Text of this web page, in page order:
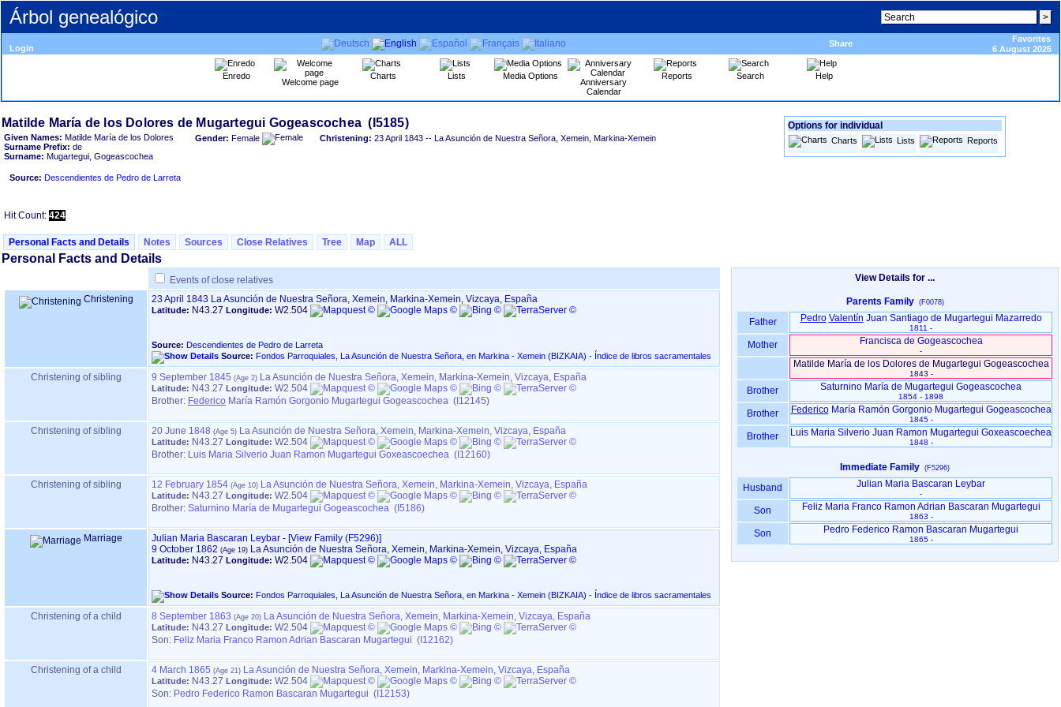
Árbol genealógico
Login Share
Favorites
6 August 2026
Enredo
Welcome page
Charts Lists Media Options
Anniversary
Calendar
Reports Search Help
Matilde María de los Dolores de Mugartegui Gogeascochea ‏(I5185)‏
Given Names: Matilde María de los Dolores
Surname Prefix: de
Surname: Mugartegui, Gogeascochea
Source: Descendientes de Pedro de Larreta
Gender: Female Christening: 23 April 1843 -- La Asunción de Nuestra Señora, Xemein, Markina-Xemein
Hit Count: 424
Options for individual
Charts Lists Reports
Personal Facts and Details Notes Sources Close Relatives Tree Map ALL
Personal Facts and Details
Events of close relatives
Christening
23 April 1843 La Asunción de Nuestra Señora, Xemein, Markina-Xemein, Vizcaya, España
Latitude: N43.27 Longitude: W2.504
Source: Descendientes de Pedro de Larreta
Source:
Fondos Parroquiales, La Asunción de Nuestra Señora, en Markina - Xemein ‏(BIZKAIA)‏ - Índice de libros sacramentales
Christening of sibling 9 September 1845 La Asunción de Nuestra Señora, Xemein, Markina-Xemein, Vizcaya, España
Latitude: N43.27 Longitude: W2.504
Brother: Federico María Ramón Gorgonio Mugartegui Gogeascochea (I12145)
Christening of sibling 20 June 1848 La Asunción de Nuestra Señora, Xemein, Markina-Xemein, Vizcaya, España
Latitude: N43.27 Longitude: W2.504
Brother: Luis Maria Silverio Juan Ramon Mugartegui Goxeascoechea (I12160)
Christening of sibling 12 February 1854 La Asunción de Nuestra Señora, Xemein, Markina-Xemein, Vizcaya, España
Latitude: N43.27 Longitude: W2.504
Brother: Saturnino María de Mugartegui Gogeascochea (I5186)
Marriage Julian Maria Bascaran Leybar - ‎[View Family ‎(F5296)‎‎]
9 October 1862
La Asunción de Nuestra Señora, Xemein, Markina-Xemein, Vizcaya, España
Latitude: N43.27 Longitude: W2.504
Source: Fondos Parroquiales, La Asunción de Nuestra Señora, en Markina - Xemein ‏(BIZKAIA)‏ - Índice de libros sacramentales
Christening of a child 8 September 1863 La Asunción de Nuestra Señora, Xemein, Markina-Xemein, Vizcaya, España
Latitude: N43.27 Longitude: W2.504
Son: Feliz Maria Franco Ramon Adrian Bascaran Mugartegui (I12162)
Christening of a child 4 March 1865 La Asunción de Nuestra Señora, Xemein, Markina-Xemein, Vizcaya, España
Latitude: N43.27 Longitude: W2.504
Son: Pedro Federico Ramon Bascaran Mugartegui (I12153)
View Details for ...
Parents Family (F0078)
Father Pedro Valentín Juan Santiago de Mugartegui Mazarredo
1811 -
Mother Francisca de Gogeascochea
-
Matilde María de los Dolores de Mugartegui Gogeascochea
1843 -
Brother Saturnino María de Mugartegui Gogeascochea
1854 - 1898
Brother FedericoMaría Ramón Gorgonio Mugartegui Gogeascochea
1845 -
Brother Luis Maria Silverio Juan Ramon Mugartegui Goxeascoechea
1848 -
Immediate Family (F5296)
Husband Julian Maria Bascaran Leybar
-
Son Feliz Maria Franco Ramon Adrian Bascaran Mugartegui
1863 -
Son Pedro Federico Ramon Bascaran Mugartegui
1865 -